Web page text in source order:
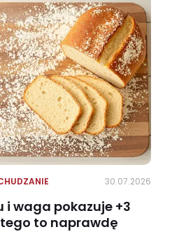
30.07.2026
i waga pokazuje +3
tego to naprawdę